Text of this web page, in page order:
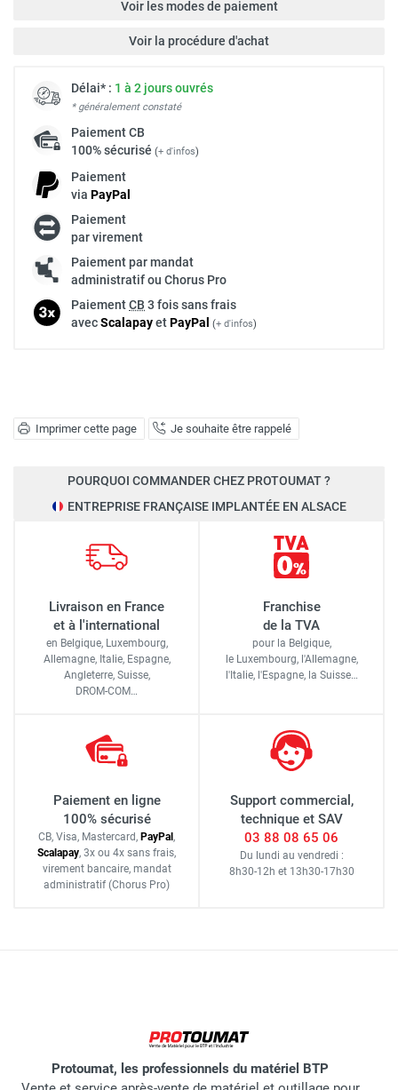
Imprimer cette page Je souhaite être rappelé
Voir les modes de paiement
Voir la procédure d'achat
Délai* : 1 à 2 jours ouvrés
* généralement constaté
PaiementCB
100% sécurisé (+ d'infos)
Paiement
via PayPal
Paiement
par virement
Paiement par mandat
administratif ou Chorus Pro
PaiementCB 3 fois sans frais
avecScalapayetPayPal (+ d'infos)
POURQUOI COMMANDER CHEZ PROTOUMAT ?
ENTREPRISE FRANÇAISE IMPLANTÉE EN ALSACE
Livraison en France
et à l'international
en Belgique, Luxembourg,
Allemagne, Italie, Espagne,
Angleterre, Suisse,
DROM-COM…
Franchise
de la TVA
pour la Belgique,
le Luxembourg, l'Allemagne,
l'Italie, l'Espagne, la Suisse…
Paiement en ligne
100% sécurisé
CB, Visa, Mastercard, PayPal,
Scalapay, 3x ou 4x sans frais,
virement bancaire, mandat
administratif (Chorus Pro)
Support commercial,
technique et SAV
03 88 08 65 06
Du lundi au vendredi :
8h30-12h et 13h30-17h30
Protoumat, les professionnels du matériel BTP